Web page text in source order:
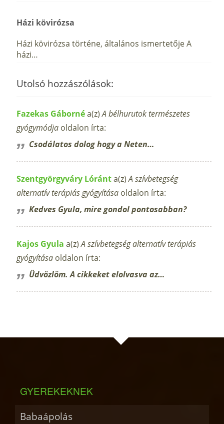
Házi kövirózsa
Házi kövirózsa történe, általános ismertetője A
házi…
Utolsó hozzászólások:
Fazekas Gábornéa(z)A bélhurutok természetes
gyógymódja oldalon írta:
Csodálatos dolog hogy a Neten…
Szentgyörgyváry Lóránta(z)A szívbetegség
alternatív terápiás gyógyítása oldalon írta:
Kedves Gyula, mire gondol pontosabban?
Kajos Gyula a(z)A szívbetegség alternatív terápiás
gyógyítása oldalon írta:
Üdvözlöm. A cikkeket elolvasva az…
GYEREKEKNEK
Babaápolás